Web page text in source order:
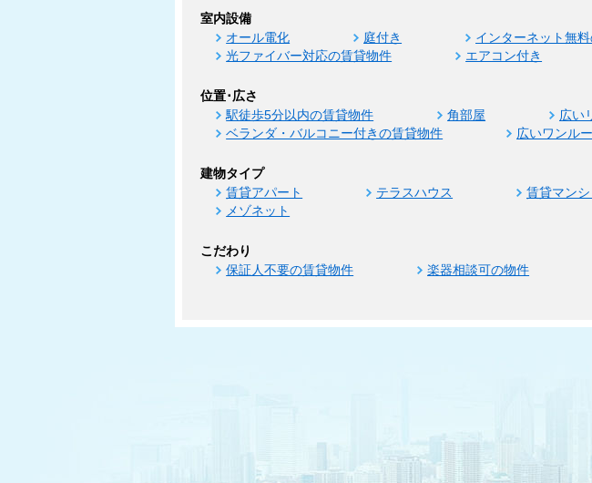
室内設備
オール電化 庭付き インターネット無
光ファイバー対応の賃貸物件
エアコン付き
位置･広さ
駅徒歩5分以内の賃貸物件 角部屋 広い
ベランダ・バルコニー付きの賃貸物件
広いワンル
建物タイプ
賃貸アパート テラスハウス 賃貸マン
メゾネット
こだわり
保証人不要の賃貸物件 楽器相談可の物件